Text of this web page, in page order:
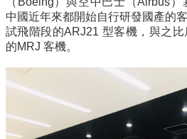
社
群
體
中國近年來都開始自行研發國產的
試飛階段的ARJ21 型客機，與之
的MRJ 客機。